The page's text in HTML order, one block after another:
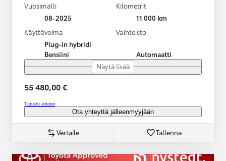
Vuosimalli
08-2025
Kilometrit
11 000 km
Käyttövoima
Plug-in hybridi
Bensiini
Vaihteisto
Automaatti
Näytä lisää
55 480,00 €
Tutustu autoon
Ota yhteyttä jälleenmyyjään
Vertaile Tallenna